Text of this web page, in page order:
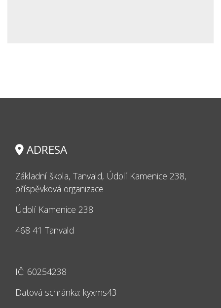
ADRESA
Základní škola, Tanvald, Údolí Kamenice 238,
příspěvková organizace
Údolí Kamenice 238
468 41 Tanvald
IČ: 60254238
Datová schránka: kyxms43